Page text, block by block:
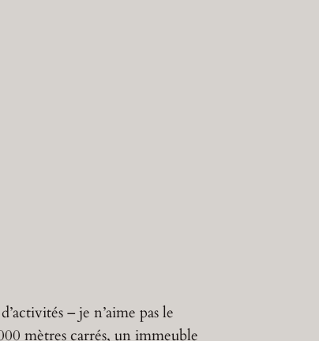
– je n’aime pas le
mètres carrés, un immeuble